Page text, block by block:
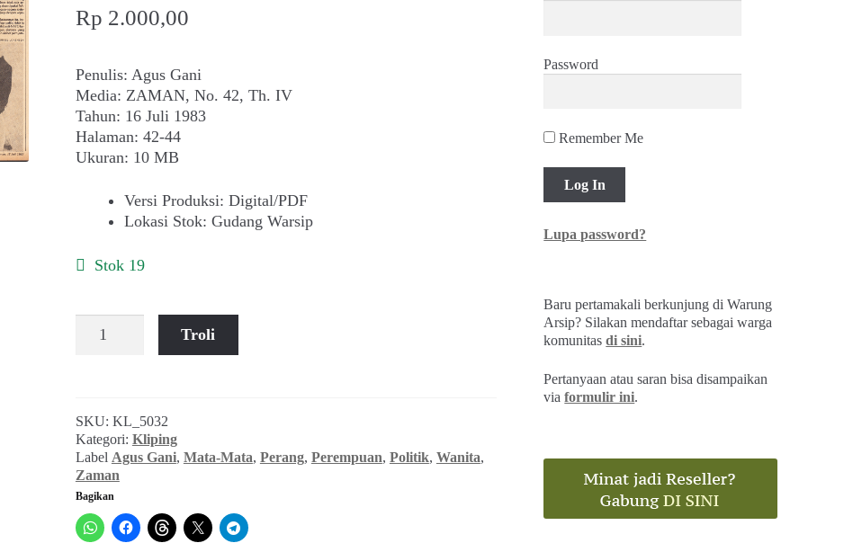
Rp 2.000,00
Penulis: Agus Gani
Media: ZAMAN, No. 42, Th. IV
Tahun: 16 Juli 1983
Halaman: 42-44
Ukuran: 10 MB
Versi Produksi: Digital/PDF
Lokasi Stok: Gudang Warsip
Stok 19
Jadi
Cinta
(Zaman,
16
Juli
1983)
Troli
SKU: KL_5032
Kategori: Kliping
Label Agus Gani, Mata-Mata, Perang, Perempuan, Politik, Wanita,
Zaman
Bagikan
Password
Remember Me
Lupa password?
Baru pertamakali berkunjung di Warung
Arsip? Silakan mendaftar sebagai warga
komunitasdi sini.
Pertanyaan atau saran bisa disampaikan
viaformulir ini.